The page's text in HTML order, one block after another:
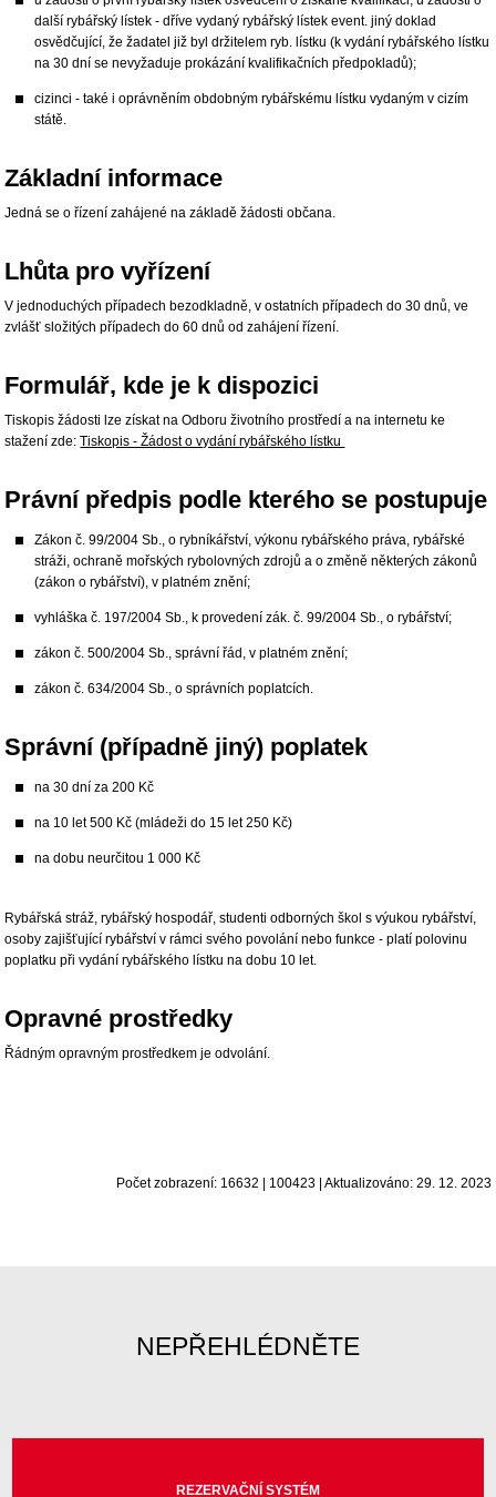
další rybářský lístek - dříve vydaný rybářský lístek event. jiný doklad
osvědčující, že žadatel již byl držitelem ryb. lístku (k vydání rybářského lístku
na 30 dní se nevyžaduje prokázání kvalifikačních předpokladů);
cizinci - také i oprávněním obdobným rybářskému lístku vydaným v cizím
státě.
Základní informace
Jedná se o řízení zahájené na základě žádosti občana.
Lhůta pro vyřízení
V jednoduchých případech bezodkladně, v ostatních případech do 30 dnů, ve
zvlášť složitých případech do 60 dnů od zahájení řízení.
Formulář, kde je k dispozici
Tiskopis žádosti lze získat na Odboru životního prostředí a na internetu ke
stažení zde:Tiskopis - Žádost o vydání rybářského lístku
Právní předpis podle kterého se postupuje
Zákon č. 99/2004 Sb., o rybníkářství, výkonu rybářského práva, rybářské
stráži, ochraně mořských rybolovných zdrojů a o změně některých zákonů
(zákon o rybářství), v platném znění;
vyhláška č. 197/2004 Sb., k provedení zák. č. 99/2004 Sb., o rybářství;
zákon č. 500/2004 Sb., správní řád, v platném znění;
zákon č. 634/2004 Sb., o správních poplatcích.
Správní (případně jiný) poplatek
na 30 dní za 200 Kč
na 10 let 500 Kč (mládeži do 15 let 250 Kč)
na dobu neurčitou 1 000 Kč
Rybářská stráž, rybářský hospodář, studenti odborných škol s výukou rybářství,
osoby zajišťující rybářství v rámci svého povolání nebo funkce - platí polovinu
poplatku při vydání rybářského lístku na dobu 10 let.
Opravné prostředky
Řádným opravným prostředkem je odvolání.
Počet zobrazení: 16632 | 100423 | Aktualizováno: 29. 12. 2023
NEPŘEHLÉDNĚTE
REZERVAČNÍ SYSTÉM